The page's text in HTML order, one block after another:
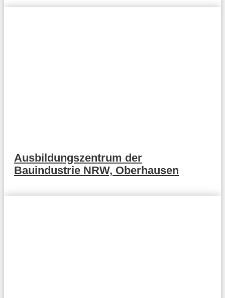
Ausbildungszentrum der
Bauindustrie NRW, Oberhausen